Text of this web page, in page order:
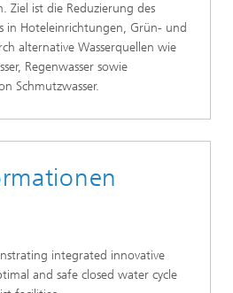
Ziel ist die Reduzierung des
in Hoteleinrichtungen, Grün- und
alternative Wasserquellen wie
Regenwasser sowie
Schmutzwasser.
integrated innovative
and safe closed water cycle